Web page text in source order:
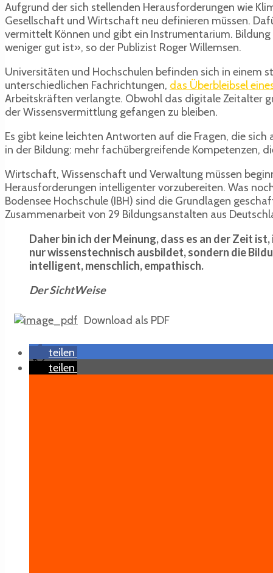
Aufgrund der sich stellenden Herausforderungen wie
Gesellschaft und Wirtschaft neu definieren müssen.
vermittelt Können und gibt ein Instrumentarium.
weniger gut ist», so der Publizist Roger Willemsen.
Universitäten und Hochschulen befinden sich in einem
unterschiedlichen Fachrichtungen, das Überbleibsel
Arbeitskräften verlangte. Obwohl das digitale Zeitalter
der Wissensvermittlung gefangen zu bleiben.
Es gibt keine leichten Antworten auf die Fragen, die
in der Bildung: mehr fachübergreifende Kompetenzen,
Wirtschaft, Wissenschaft und Verwaltung müssen
Herausforderungen intelligenter vorzubereiten. Was
Bodensee Hochschule (IBH) sind die Grundlagen
Zusammenarbeit von 29 Bildungsanstalten aus
Daher bin ich der Meinung, dass es an der Zeit
nur wissenstechnisch ausbildet, sondern die
intelligent, menschlich, empathisch.
Der SichtWeise
Download als PDF
teilen
teilen